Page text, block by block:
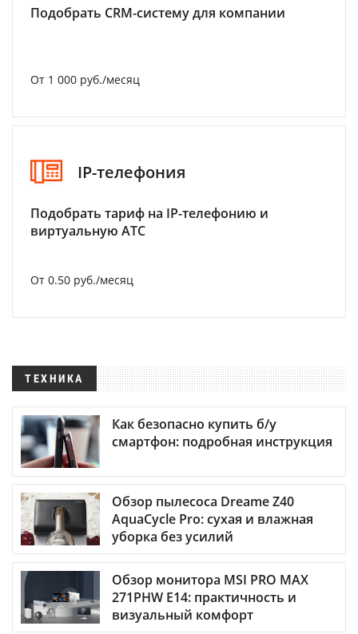
Подобрать CRM-систему для компании
От 1 000 руб./месяц
IP-телефония
Подобрать тариф на IP-телефонию и
виртуальную АТС
От 0.50 руб./месяц
ТЕХНИКА
Как безопасно купить б/у
смартфон: подробная инструкция
Обзор пылесоса Dreame Z40
AquaCycle Pro: сухая и влажная
уборка без усилий
Обзор монитора MSI PRO MAX
271PHW E14: практичность и
визуальный комфорт